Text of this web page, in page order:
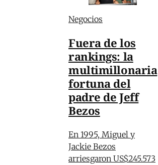
Negocios
Fuera de los
rankings: la
multimillonaria
fortuna del
padre de Jeff
Bezos
En 1995, Miguel y
Jackie Bezos
arriesgaron US$245.573